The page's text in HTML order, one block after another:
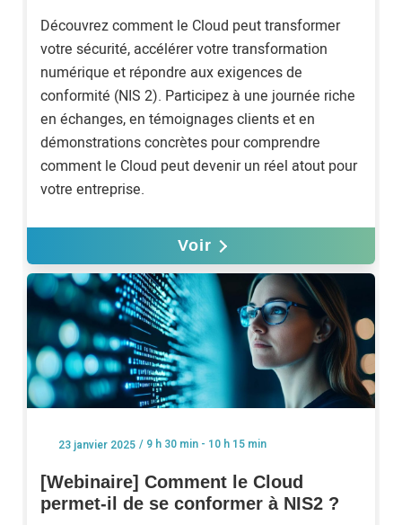
Découvrez comment le Cloud peut transformer
votre sécurité, accélérer votre transformation
numérique et répondre aux exigences de
conformité (NIS 2). Participez à une journée riche
en échanges, en témoignages clients et en
démonstrations concrètes pour comprendre
comment le Cloud peut devenir un réel atout pour
votre entreprise.
Voir
23 janvier 2025 / 9 h 30 min - 10 h 15 min
[Webinaire] Comment le Cloud
permet-il de se conformer à NIS2 ?